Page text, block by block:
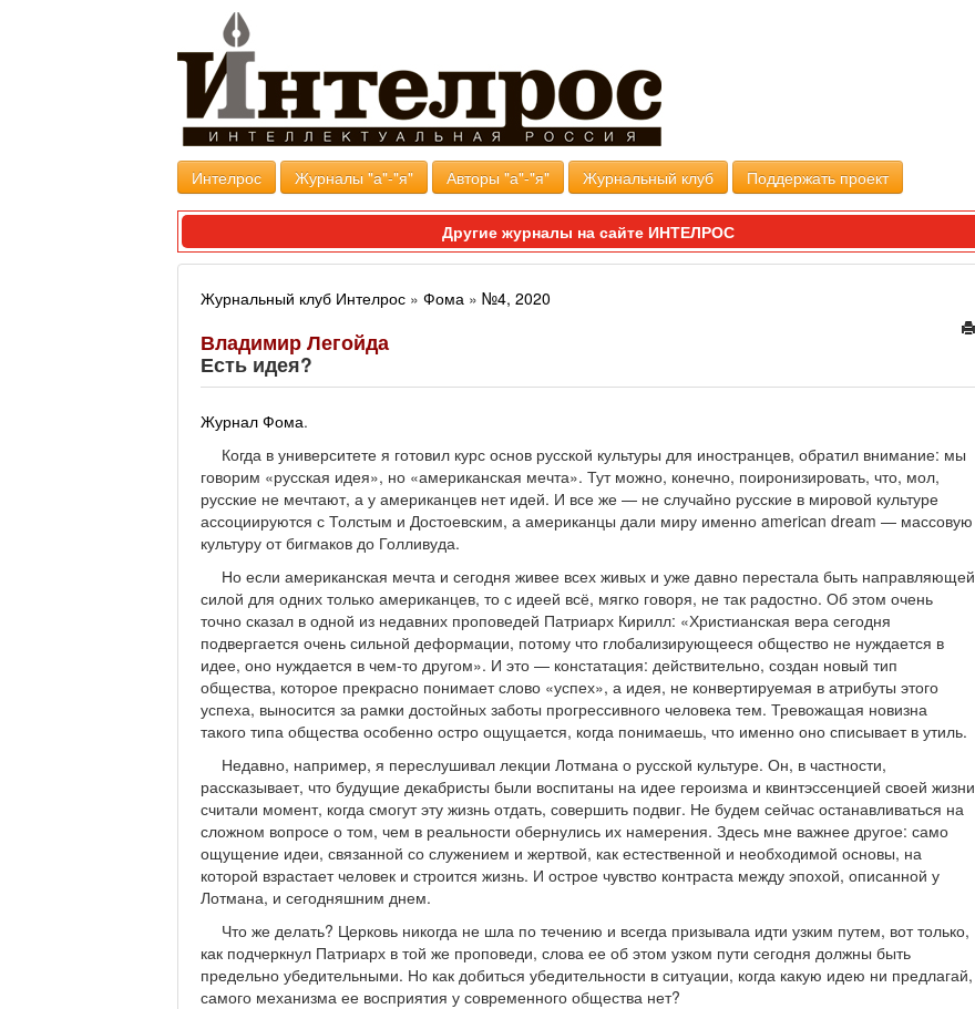
Интелрос Журналы "а"-"я" Авторы "а"-"я" Журнальный клуб Поддержать проект
Другие журналы на сайте ИНТЕЛРОС
Журнальный клуб Интелрос » Фома » №4, 2020
Владимир Легойда
Есть идея?
Журнал Фома.
Когда в университете я готовил курс основ русской культуры для иностранцев, обратил внимание: мы
говорим «русская идея», но «американская мечта». Тут можно, конечно, поиронизировать, что, мол,
русские не мечтают, а у американцев нет идей. И все же — не случайно русские в мировой культуре
ассоциируются с Толстым и Достоевским, а американцы дали миру именно american dream — массовую
культуру от бигмаков до Голливуда.
Но если американская мечта и сегодня живее всех живых и уже давно перестала быть направляющей
силой для одних только американцев, то с идеей всё, мягко говоря, не так радостно. Об этом очень
точно сказал в одной из недавних проповедей Патриарх Кирилл: «Христианская вера сегодня
подвергается очень сильной деформации, потому что глобализирующееся общество не нуждается в
идее, оно нуждается в чем-то другом». И это — констатация: действительно, создан новый тип
общества, которое прекрасно понимает слово «успех», а идея, не конвертируемая в атрибуты этого
успеха, выносится за рамки достойных заботы прогрессивного человека тем. Тревожащая новизна
такого типа общества особенно остро ощущается, когда понимаешь, что именно оно списывает в утиль.
Недавно, например, я переслушивал лекции Лотмана о русской культуре. Он, в частности,
рассказывает, что будущие декабристы были воспитаны на идее героизма и квинтэссенцией своей жизни
считали момент, когда смогут эту жизнь отдать, совершить подвиг. Не будем сейчас останавливаться на
сложном вопросе о том, чем в реальности обернулись их намерения. Здесь мне важнее другое: само
ощущение идеи, связанной со служением и жертвой, как естественной и необходимой основы, на
которой взрастает человек и строится жизнь. И острое чувство контраста между эпохой, описанной у
Лотмана, и сегодняшним днем.
Что же делать? Церковь никогда не шла по течению и всегда призывала идти узким путем, вот только,
как подчеркнул Патриарх в той же проповеди, слова ее об этом узком пути сегодня должны быть
предельно убедительными. Но как добиться убедительности в ситуации, когда какую идею ни предлагай,
самого механизма ее восприятия у современного общества нет?